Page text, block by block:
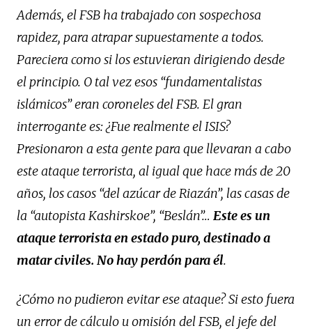
Además, el FSB ha trabajado con sospechosa
rapidez, para atrapar supuestamente a todos.
Pareciera como si los estuvieran dirigiendo desde
el principio. O tal vez esos “fundamentalistas
islámicos” eran coroneles del FSB. El gran
interrogante es: ¿Fue realmente el ISIS?
Presionaron a esta gente para que llevaran a cabo
este ataque terrorista, al igual que hace más de 20
años, los casos “del azúcar de Riazán”, las casas de
la “autopista Kashirskoe”, “Beslán”… Este es un
ataque terrorista en estado puro, destinado a
matar civiles. No hay perdón para él.
¿Cómo no pudieron evitar ese ataque? Si esto fuera
un error de cálculo u omisión del FSB, el jefe del